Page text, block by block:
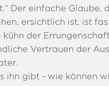
Der einfache Glaube,
ersichtlich ist, ist
der
Vertrauen der
ihn gibt - wie können